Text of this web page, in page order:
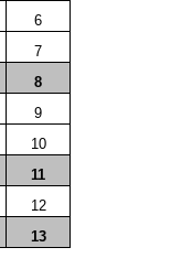
6
7
8
9
10
11
12
13